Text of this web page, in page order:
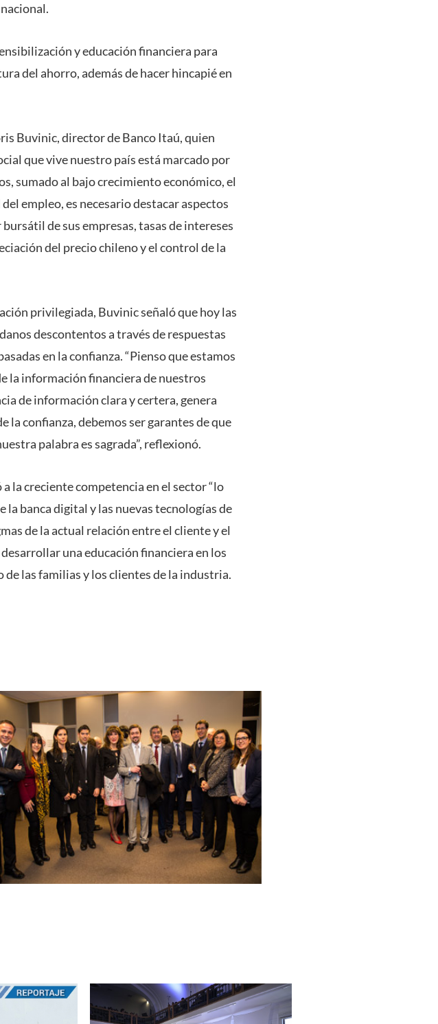
y educación financiera para
del ahorro, además de hacer hincapié en
Buvinic, director de Banco Itaú, quien
que vive nuestro país está marcado por
sumado al bajo crecimiento económico, el
empleo, es necesario destacar aspectos
de sus empresas, tasas de intereses
del precio chileno y el control de la
privilegiada, Buvinic señaló que hoy las
descontentos a través de respuestas
en la confianza. “Pienso que estamos
la información financiera de nuestros
de información clara y certera, genera
la confianza, debemos ser garantes de que
palabra es sagrada”, reflexionó.
la creciente competencia en el sector “lo
la banca digital y las nuevas tecnologías de
de la actual relación entre el cliente y el
una educación financiera en los
las familias y los clientes de la industria.